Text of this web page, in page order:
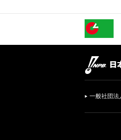
一般社団法